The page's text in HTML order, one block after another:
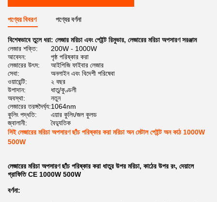
পণ্যের বিবরণ পণ্যের বর্ণনা
বিশেষভাবে তুলে ধরা: লেজার মরিচা এবং পেইন্ট রিমুভার, লেজারের মরিচা অপসারণ সরঞ্জাম
লেজার শক্তি:
200W - 1000W
আবেদন:
পৃষ্ঠ পরিষ্কার করা
লেজারের উৎস:
আইপিজি ফাইবার লেজার
সেবা:
অনলাইন এবং বিদেশী পরিষেবা
ওয়ারেন্টি:
২ বছর
উপাদান:
ধাতু/কুণ্ডলী
অবস্থা:
নতুন
লেজারের তরঙ্গদৈর্ঘ্য:1064nm
কুলিং পদ্ধতি:
এয়ার কুলিং/জল কুলড
জ্বালানী:
বৈদ্যুতিক
সিই লেজারের মরিচা অপসারণ ছাঁচ পরিষ্কার করা মরিচা অন মেটাল পেইন্ট অন কাঠ 1000W
500W
লেজারের মরিচা অপসারণ ছাঁচ পরিষ্কার করা ধাতুর উপর মরিচা, কাঠের উপর রং, দেয়ালে
গ্রাফিতি CE 1000W 500W
বর্ণনা: